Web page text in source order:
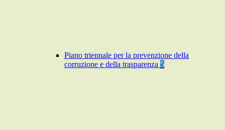
Piano triennale per la prevenzione della
corruzione e della trasparenza 5